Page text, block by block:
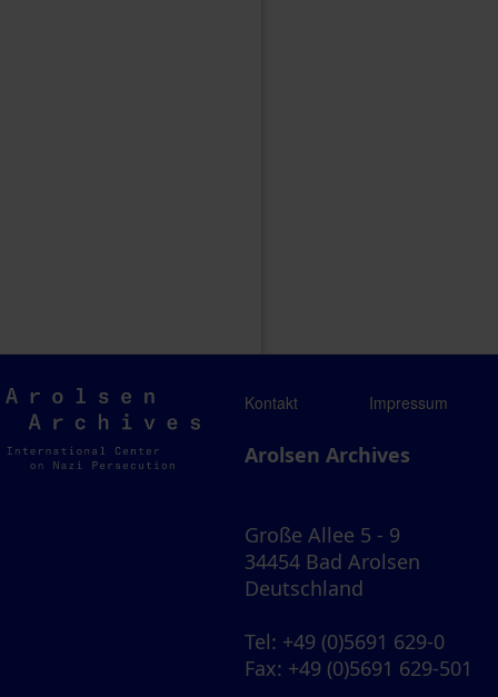
Arolsen
Archives
Kontakt Impressum
Arolsen Archives
Große Allee 5 - 9
34454 Bad Arolsen
Deutschland
Tel: +49 (0)5691 629-0
Fax: +49 (0)5691 629-501